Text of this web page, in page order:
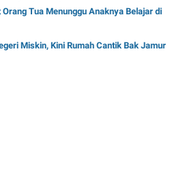
Tua Menunggu Anaknya Belajar di
Miskin, Kini Rumah Cantik Bak Jamur